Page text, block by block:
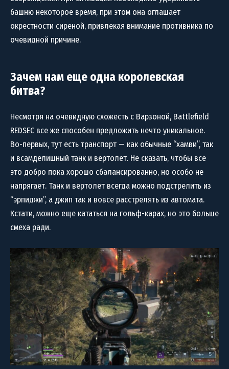
башню некоторое время, при этом она оглашает
окрестности сиреной, привлекая внимание противника по
очевидной причине.
Зачем нам еще одна королевская
битва?
Несмотря на очевидную схожесть с Варзоной, Battlefield
REDSEC все же способен предложить нечто уникальное.
Во-первых, тут есть транспорт — как обычные “хамви”, так
и всамделишный танк и вертолет. Не сказать, чтобы все
это добро пока хорошо сбалансированно, но особо не
напрягает. Танк и вертолет всегда можно подстрелить из
“эрпиджи”, а джип так и вовсе расстрелять из автомата.
Кстати, можно еще кататься на гольф-карах, но это больше
смеха ради.